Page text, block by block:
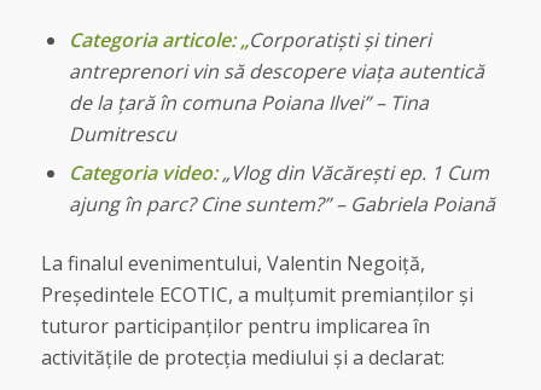
Categoria articole: „Corporatiști și tineri
antreprenori vin să descopere viața autentică
de la țară în comuna Poiana Ilvei” – Tina
Dumitrescu
Categoria video:„Vlog din Văcărești ep. 1 Cum
ajung în parc? Cine suntem?” – Gabriela Poiană
La finalul evenimentului, Valentin Negoiță,
Președintele ECOTIC, a mulțumit premianților și
tuturor participanților pentru implicarea în
activitățile de protecția mediului și a declarat: